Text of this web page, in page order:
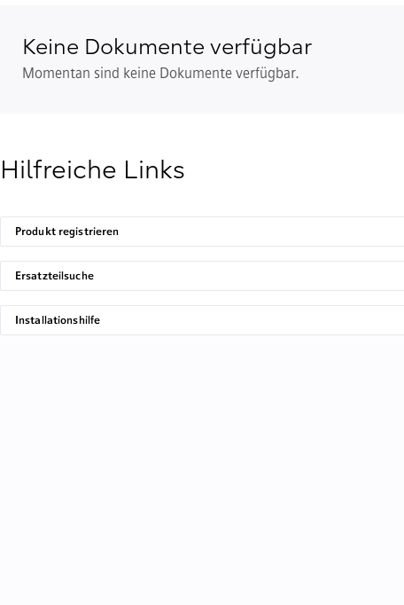
Keine Dokumente verfügbar
Momentan sind keine Dokumente verfügbar.
Hilfreiche Links
Produkt registrieren
Ersatzteilsuche
Installationshilfe